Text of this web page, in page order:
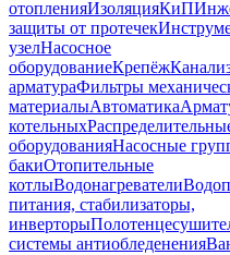
отопленияИзоляцияКиП
защиты от протечек
узелНасосное
оборудованиеКрепёж
арматураФильтры
материалыАвтоматика
котельных
оборудованияНасосные
бакиОтопительные
котлыВодонагреватели
питания, стабилизаторы,
инверторы
системы антиобледенения